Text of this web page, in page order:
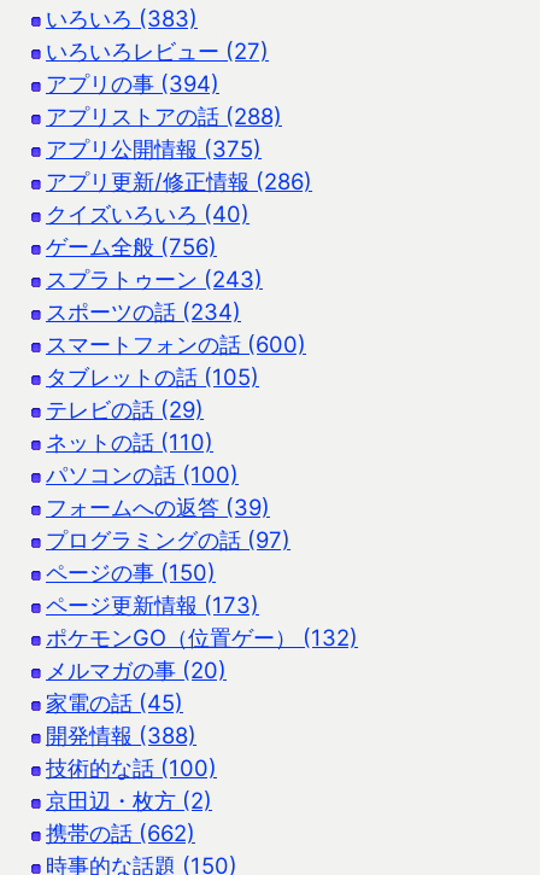
いろいろ (383)
いろいろレビュー (27)
アプリの事 (394)
アプリストアの話 (288)
アプリ公開情報 (375)
アプリ更新/修正情報 (286)
クイズいろいろ (40)
ゲーム全般 (756)
スプラトゥーン (243)
スポーツの話 (234)
スマートフォンの話 (600)
タブレットの話 (105)
テレビの話 (29)
ネットの話 (110)
パソコンの話 (100)
フォームへの返答 (39)
プログラミングの話 (97)
ページの事 (150)
ページ更新情報 (173)
ポケモンGO（位置ゲー） (132)
メルマガの事 (20)
家電の話 (45)
開発情報 (388)
技術的な話 (100)
京田辺・枚方 (2)
携帯の話 (662)
時事的な話題 (150)